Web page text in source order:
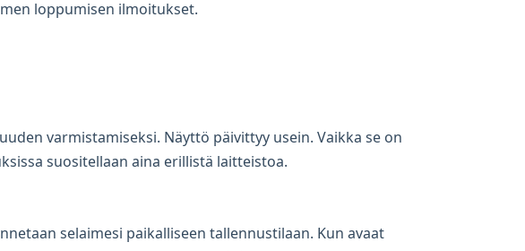
loppumisen ilmoitukset.
varmistamiseksi. Näyttö päivittyy usein. Vaikka se on
suositellaan aina erillistä laitteistoa.
selaimesi paikalliseen tallennustilaan. Kun avaat